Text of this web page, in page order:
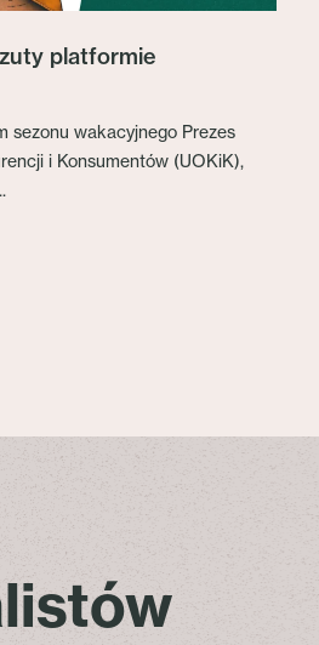
platformie
sezonu wakacyjnego Prezes
i Konsumentów (UOKiK),